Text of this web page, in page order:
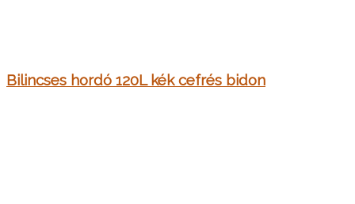
Bilincses hordó 120L kék cefrés bidon